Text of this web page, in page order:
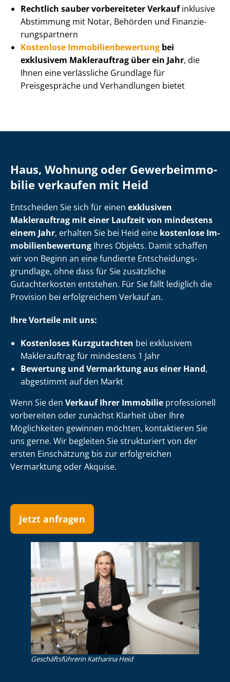
Rechtlich sauber vorbereiteter Verkaufinklusive
Abstimmung mit Notar, Behörden und Fi­nan­zie­
rungs­part­nern
Kostenlose Im­mo­bi­li­en­be­wer­tung bei
exklusivem Maklerauftrag über ein Jahr, die
Ihnen eine verlässliche Grundlage für
Preisgespräche und Verhandlungen bietet
Haus, Wohnung oder Ge­wer­be­im­mo­
bi­lie verkaufen mit Heid
Entscheiden Sie sich für einen exklusiven
Maklerauftrag mit einer Laufzeit von mindestens
einem Jahr, erhalten Sie bei Heid eine kostenlose Im­
mo­bi­li­en­be­wer­tung Ihres Objekts. Damit schaffen
wir von Beginn an eine fundierte Ent­schei­dungs­
grund­la­ge, ohne dass für Sie zusätzliche
Gutachterkosten entstehen. Für Sie fällt lediglich die
Provision bei erfolgreichem Verkauf an.
Ihre Vorteile mit uns:
Kostenloses Kurzgutachten bei exklusivem
Maklerauftrag für mindestens 1 Jahr
Bewertung und Vermarktung aus einer Hand,
abgestimmt auf den Markt
Wenn Sie den Verkauf Ihrer Immobilie professionell
vorbereiten oder zunächst Klarheit über Ihre
Möglichkeiten gewinnen möchten, kontaktieren Sie
uns gerne. Wir begleiten Sie strukturiert von der
ersten Einschätzung bis zur erfolgreichen
Vermarktung oder Akquise.
Jetzt anfragen
Ge­schäfts­füh­re­rin Katharina Heid